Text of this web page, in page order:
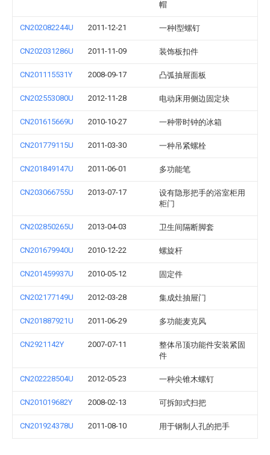
帽
CN202082244U 2011-12-21 一种l型螺钉
CN202031286U 2011-11-09 装饰板扣件
CN201115531Y 2008-09-17 凸弧抽屉面板
CN202553080U 2012-11-28 电动床用侧边固定块
CN201615669U 2010-10-27 一种带时钟的冰箱
CN201779115U 2011-03-30 一种吊紧螺栓
CN201849147U 2011-06-01 多功能笔
CN203066755U 2013-07-17
设有隐形把手的浴室柜用
柜门
CN202850265U 2013-04-03 卫生间隔断脚套
CN201679940U 2010-12-22 螺旋杆
CN201459937U 2010-05-12 固定件
CN202177149U 2012-03-28 集成灶抽屉门
CN201887921U 2011-06-29 多功能麦克风
CN2921142Y 2007-07-11
整体吊顶功能件安装紧固
件
CN202228504U 2012-05-23 一种尖锥木螺钉
CN201019682Y 2008-02-13 可拆卸式扫把
CN201924378U 2011-08-10 用于钢制人孔的把手